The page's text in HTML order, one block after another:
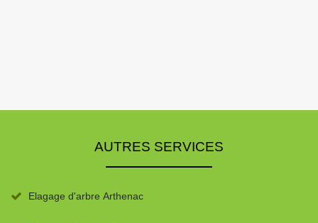
AUTRES SERVICES
Elagage d'arbre Arthenac